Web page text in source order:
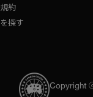
約
探す
Copyright